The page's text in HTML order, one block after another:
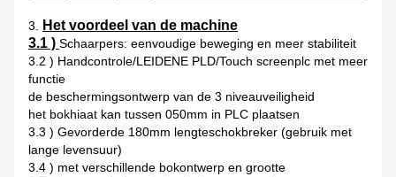
3. Het voordeel van de machine
3.1 ) Schaarpers: eenvoudige beweging en meer stabiliteit
3.2 ) Handcontrole/LEIDENE PLD/Touch screenplc met meer
functie
de beschermingsontwerp van de 3 niveauveiligheid
het bokhiaat kan tussen 050mm in PLC plaatsen
3.3 ) Gevorderde 180mm lengteschokbreker (gebruik met
lange levensuur)
3.4 ) met verschillende bokontwerp en grootte